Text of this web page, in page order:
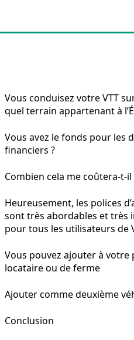
Vous conduisez votre VTT
quel terrain appartenant à
Vous avez le fonds pour les
financiers ?
Combien cela me coûtera-t-il
Heureusement, les polices
sont très abordables et très
pour tous les utilisateurs de
Vous pouvez ajouter à votre
locataire ou de ferme
Ajouter comme deuxième
Conclusion